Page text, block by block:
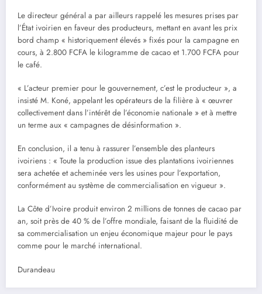
Le directeur général a par ailleurs rappelé les mesures prises par
l’État ivoirien en faveur des producteurs, mettant en avant les prix
bord champ « historiquement élevés » fixés pour la campagne en
cours, à 2.800 FCFA le kilogramme de cacao et 1.700 FCFA pour
le café.
« L’acteur premier pour le gouvernement, c’est le producteur », a
insisté M. Koné, appelant les opérateurs de la filière à « œuvrer
collectivement dans l’intérêt de l’économie nationale » et à mettre
un terme aux « campagnes de désinformation ».
En conclusion, il a tenu à rassurer l’ensemble des planteurs
ivoiriens : « Toute la production issue des plantations ivoiriennes
sera achetée et acheminée vers les usines pour l’exportation,
conformément au système de commercialisation en vigueur ».
La Côte d’Ivoire produit environ 2 millions de tonnes de cacao par
an, soit près de 40 % de l’offre mondiale, faisant de la fluidité de
sa commercialisation un enjeu économique majeur pour le pays
comme pour le marché international.
Durandeau